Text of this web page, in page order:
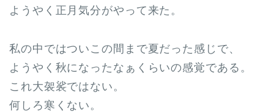
ようやく正月気分がやって来た。
私の中ではついこの間まで夏だった感じで、
ようやく秋になったなぁくらいの感覚である。
これ大袈裟ではない。
何しろ寒くない。